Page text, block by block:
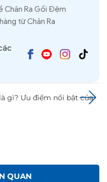
Chăn Ra Gối Đệm
từ Chăn Ra
gì? Ưu điểm nổi bật của
QUAN